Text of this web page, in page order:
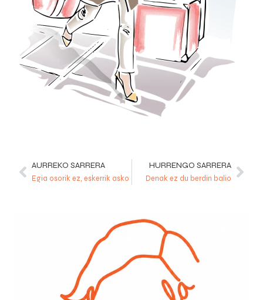
AURREKO SARRERA
Egia osorik ez, eskerrik asko
HURRENGO SARRERA
Denak ez du berdin balio